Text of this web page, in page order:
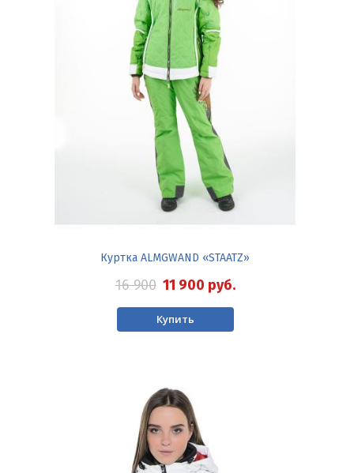
Куртка ALMGWAND «STAATZ»
16 900 11 900 руб.
Купить